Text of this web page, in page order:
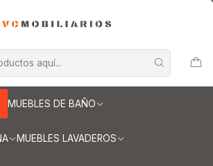
MUEBLES DE BAÑO
MUEBLES LAVADEROS
tipo Mesón de 150 cm
de cuarzo de 150 cm / M1-1520 /